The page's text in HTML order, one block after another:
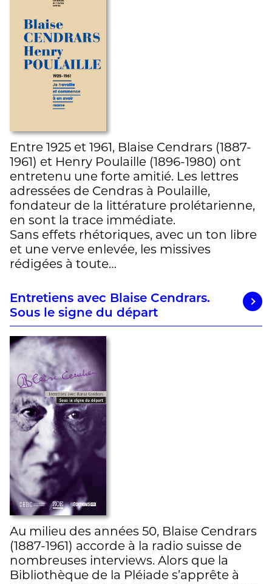
Entre 1925 et 1961, Blaise Cendrars (1887-
1961) et Henry Poulaille (1896-1980) ont
entretenu une forte amitié. Les lettres
adressées de Cendras à Poulaille,
fondateur de la littérature prolétarienne,
en sont la trace immédiate.
Sans effets rhétoriques, avec un ton libre
et une verve enlevée, les missives
rédigées à toute…
Entretiens avec Blaise Cendrars.
Sous le signe du départ
Au milieu des années 50, Blaise Cendrars
(1887-1961) accorde à la radio suisse de
nombreuses interviews. Alors que la
Bibliothèque de la Pléiade s’apprête à